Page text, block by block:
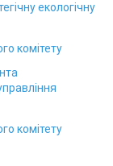
екологічну
комітету
комітету